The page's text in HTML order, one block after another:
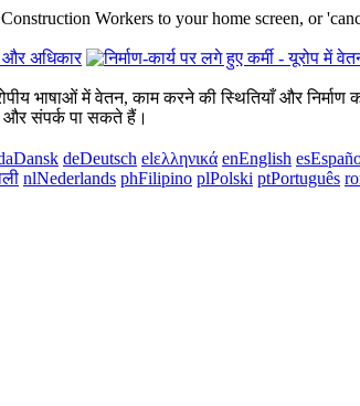
Workers to your home screen, or
भाषाओं में वेतन, काम करने की स्थितियाँ और
और संपर्क पा सकते हैं।
Dansk deDeutsch elελληνικά enEnglish es
nlNederlands phFilipino plPolski ptPortuguês ro